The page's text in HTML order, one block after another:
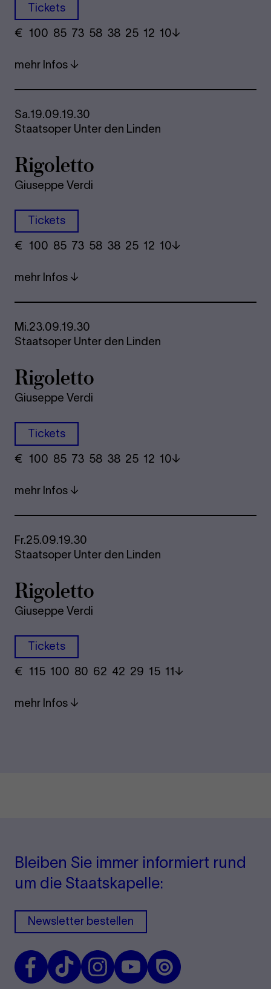
Tickets
€ ​ 100 85 73​ 58 38 25​ 12 10
mehr Infos
Sa.19.09.19.30
Staatsoper Unter den Linden
Rigoletto
Giuseppe Verdi
Tickets
€ ​ 100 85 73​ 58 38 25​ 12 10
mehr Infos
Mi.23.09.19.30
Staatsoper Unter den Linden
Rigoletto
Giuseppe Verdi
Tickets
€ ​ 100 85 73​ 58 38 25​ 12 10
mehr Infos
Fr.25.09.19.30
Staatsoper Unter den Linden
Rigoletto
Giuseppe Verdi
Tickets
€ ​ 115 100 80​ 62 42 29​ 15 11
mehr Infos
Bleiben Sie immer informiert rund
um die Staatskapelle:
Newsletter bestellen
FacebookTikTok InstagramYoutubeIssuu